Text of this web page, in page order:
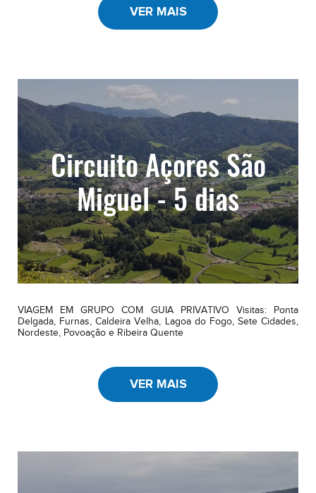
VER MAIS
Circuito Açores São
Miguel - 5 dias
VIAGEM EM GRUPO COM GUIA PRIVATIVO Visitas: Ponta
Delgada, Furnas, Caldeira Velha, Lagoa do Fogo, Sete Cidades,
Nordeste, Povoação e Ribeira Quente
VER MAIS